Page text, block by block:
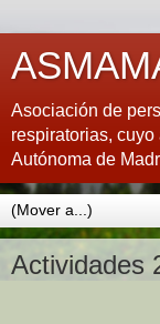
Asociación de
respiratorias,
Autónoma de
Actividades